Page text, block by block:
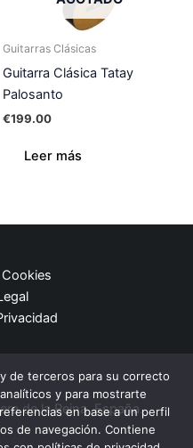
Guitarras Clásicas
Guitarra Clásica Tatay
Palosanto
€199.00
Leer más
de la Reina, España.
de terceros para su correcto
y para mostrarte
en base a un perfil
de navegación. Contiene